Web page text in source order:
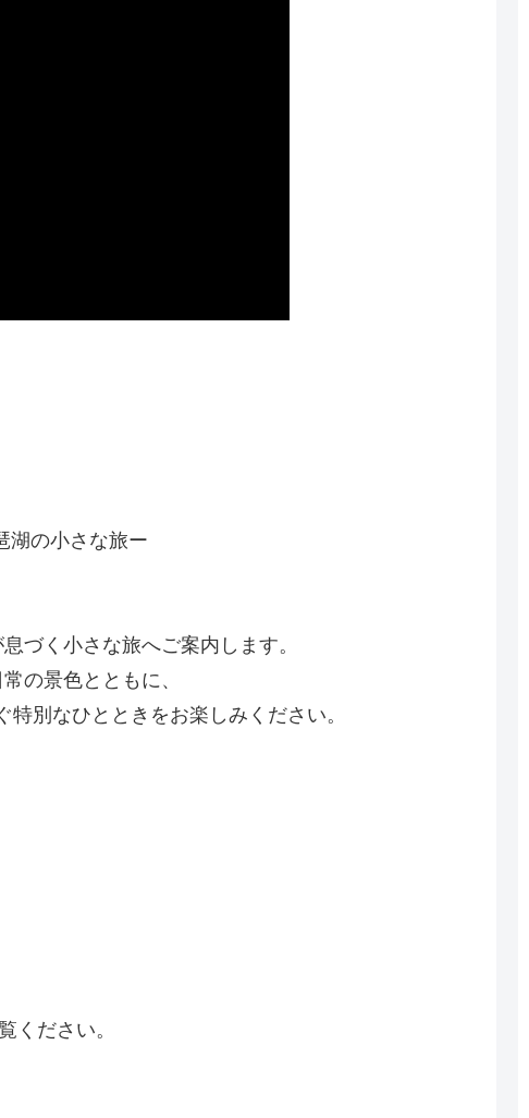
湖の小さな旅ー
づく小さな旅へご案内します。
の景色とともに、
別なひとときをお楽しみください。
ください。